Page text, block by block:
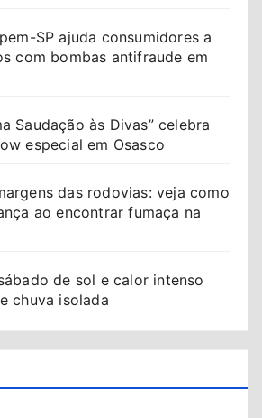
SP ajuda consumidores a
com bombas antifraude em
Saudação às Divas” celebra
especial em Osasco
das rodovias: veja como
ao encontrar fumaça na
de sol e calor intenso
chuva isolada